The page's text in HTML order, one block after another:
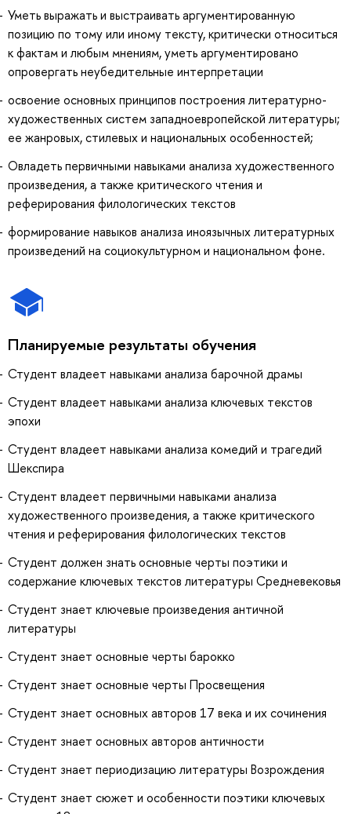
Уметь выражать и выстраивать аргументированную
позицию по тому или иному тексту, критически относиться
к фактам и любым мнениям, уметь аргументировано
опровергать неубедительные интерпретации
освоение основных принципов построения литературно-
художественных систем западноевропейской литературы;
ее жанровых, стилевых и национальных особенностей;
Овладеть первичными навыками анализа художественного
произведения, а также критического чтения и
реферирования филологических текстов
формирование навыков анализа иноязычных литературных
произведений на социокультурном и национальном фоне.
Планируемые результаты обучения
Студент владеет навыками анализа барочной драмы
Студент владеет навыками анализа ключевых текстов
эпохи
Студент владеет навыками анализа комедий и трагедий
Шекспира
Студент владеет первичными навыками анализа
художественного произведения, а также критического
чтения и реферирования филологических текстов
Студент должен знать основные черты поэтики и
содержание ключевых текстов литературы Средневековья
Студент знает ключевые произведения античной
литературы
Студент знает основные черты барокко
Студент знает основные черты Просвещения
Студент знает основных авторов 17 века и их сочинения
Студент знает основных авторов античности
Студент знает периодизацию литературы Возрождения
Студент знает сюжет и особенности поэтики ключевых